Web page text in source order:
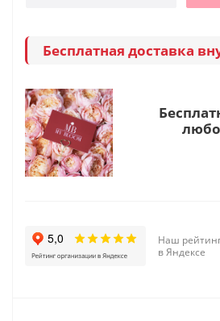
Бесплатная доставка
Наш
в Яндексе